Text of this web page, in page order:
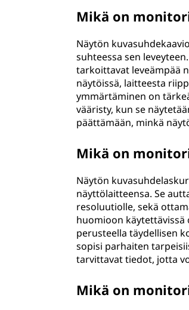
Mikä on
Näytön
suhteessa sen
tarkoittavat leveämpää
näytöissä, laitteesta
ymmärtäminen on
vääristy, kun se
päättämään, minkä
Mikä on
Näytön
näyttölaitteensa. Se
resoluutiolle, sekä
huomioon käytettävissä
perusteella täydellisen
sopisi parhaiten
tarvittavat tiedot, jotta
Mikä on